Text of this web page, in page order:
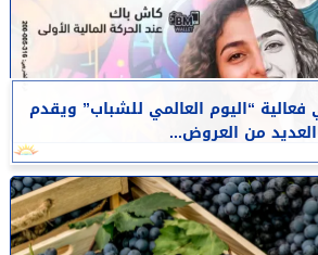
“اليوم العالمي للشباب” ويقدم
العديد من العروض...